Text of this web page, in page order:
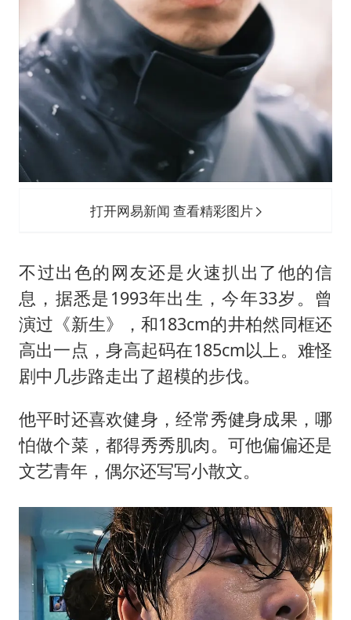
打开网易新闻 查看精彩图片
不过出色的网友还是火速扒出了他的信
息，据悉是1993年出生，今年33岁。曾
演过《新生》，和183cm的井柏然同框还
高出一点，身高起码在185cm以上。难怪
剧中几步路走出了超模的步伐。
他平时还喜欢健身，经常秀健身成果，哪
怕做个菜，都得秀秀肌肉。可他偏偏还是
文艺青年，偶尔还写写小散文。